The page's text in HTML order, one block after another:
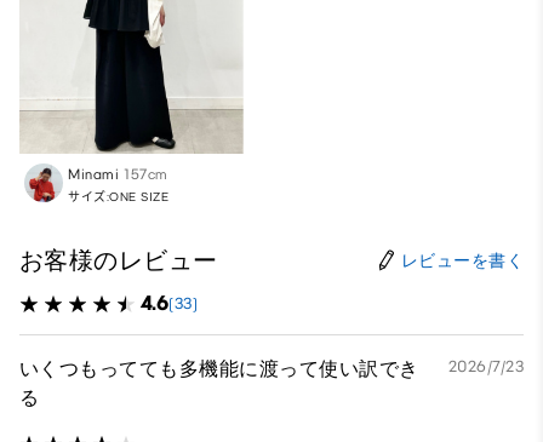
Minami 157cm
サイズ:ONE SIZE
お客様のレビュー レビューを書く
4.6(33)
いくつもってても多機能に渡って使い訳でき
る
2026/7/23